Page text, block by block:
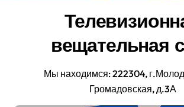
вещательная
Мы находимся: 222304,
Громадовская, д.3А